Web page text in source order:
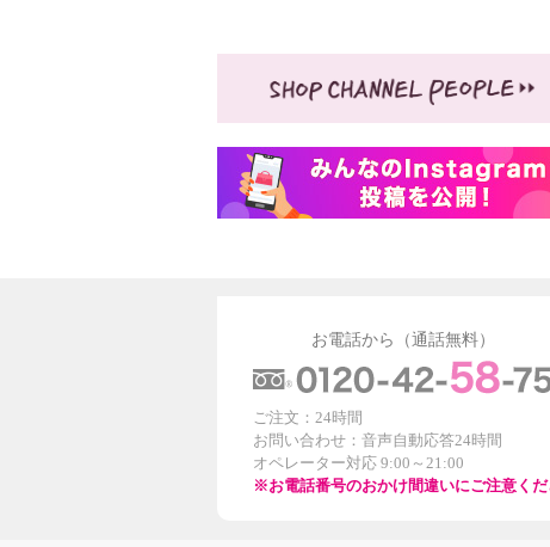
お電話から（通話無料）
ご注文：24時間
お問い合わせ：音声自動応答24時間
オペレーター対応 9:00～21:00
※お電話番号のおかけ間違いにご注意くだ